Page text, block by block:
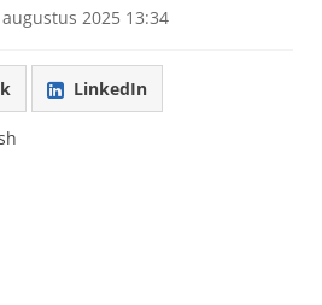
2025 13:34
LinkedIn